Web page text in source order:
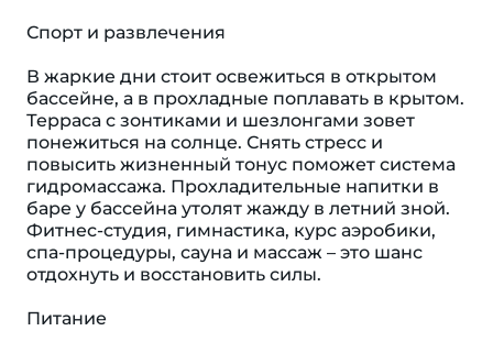
Спорт и развлечения
В жаркие дни стоит освежиться в открытом
бассейне, а в прохладные поплавать в крытом.
Терраса с зонтиками и шезлонгами зовет
понежиться на солнце. Снять стресс и
повысить жизненный тонус поможет система
гидромассажа. Прохладительные напитки в
баре у бассейна утолят жажду в летний зной.
Фитнес-студия, гимнастика, курс аэробики,
спа-процедуры, сауна и массаж – это шанс
отдохнуть и восстановить силы.
Питание